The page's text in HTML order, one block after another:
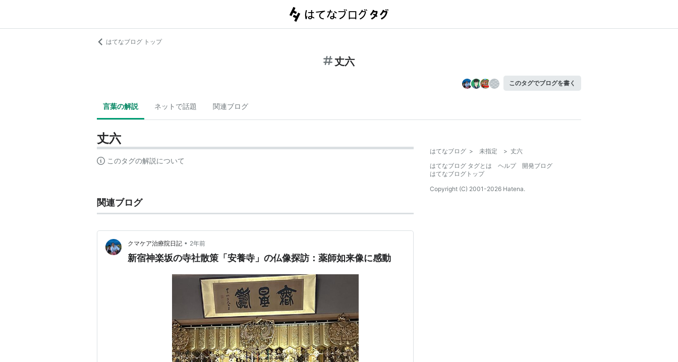
はてなブログ トップ
丈六
このタグでブログを書く
言葉の解説 ネットで話題 関連ブログ
丈六
このタグの解説について
関連ブログ
クマケア治療院日記 • 2年前
新宿神楽坂の寺社散策「安養寺」の仏像探訪：薬師如来像に感動
はてなブログ > 未指定 > 丈六
はてなブログ タグとは
ヘルプ
開発ブログ
はてなブログトップ
Copyright (C) 2001-2026 Hatena.